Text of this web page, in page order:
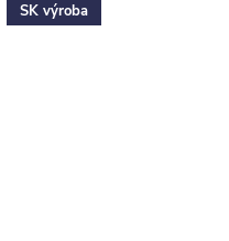
SK výroba